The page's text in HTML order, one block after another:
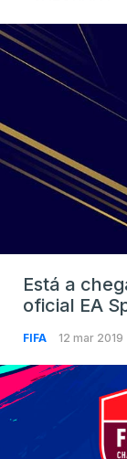
Está a
oficial EA
FIFA 12 mar 2019